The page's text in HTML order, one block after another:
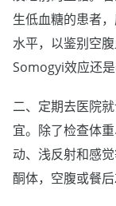
生低血糖的患者
水平，以鉴别空
Somogyi效应还是
二、定期去医院
宜。除了检查体
动、浅反射和感
酮体，空腹或餐后